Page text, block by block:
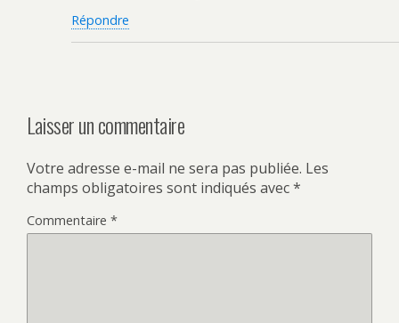
Répondre
Laisser un commentaire
Votre adresse e-mail ne sera pas publiée. Les
champs obligatoires sont indiqués avec*
Commentaire *